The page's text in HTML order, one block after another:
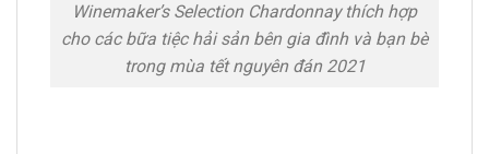
Winemaker’s Selection Chardonnay thích hợp
cho các bữa tiệc hải sản bên gia đình và bạn bè
trong mùa tết nguyên đán 2021